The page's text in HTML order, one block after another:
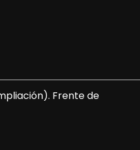
Frente de